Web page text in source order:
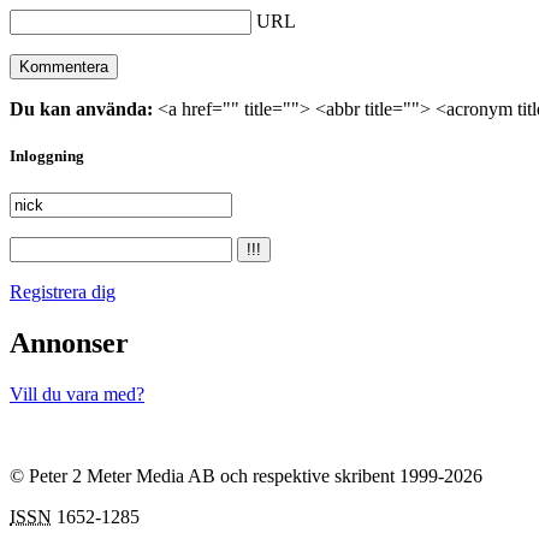
URL
Du kan använda: <a href="" title=""> <abbr title=""> <acronym
Inloggning
Registrera dig
Annonser
Vill du vara med?
© Peter 2 Meter Media AB och respektive skribent 1999-2026
ISSN 1652-1285